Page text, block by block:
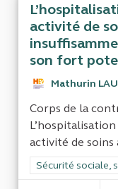
activité de
son fort
Mathurin
Corps de la
activité de soins
Filtrer les
Sécurité sociale,